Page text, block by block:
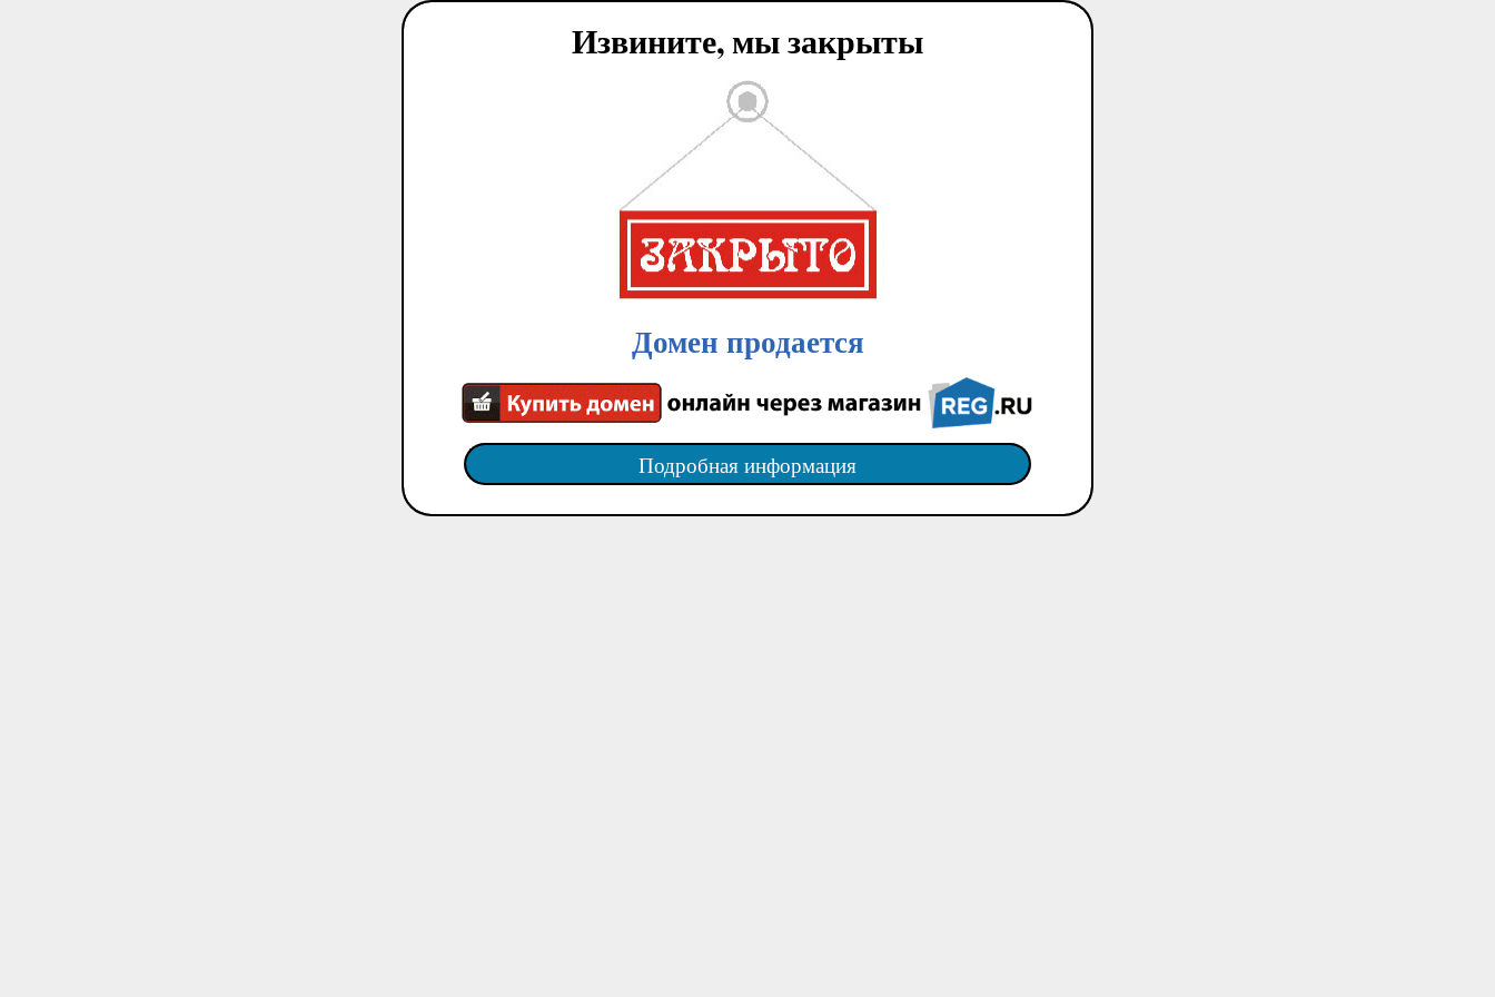
Извините, мы закрыты
Домен продается
Подробная информация